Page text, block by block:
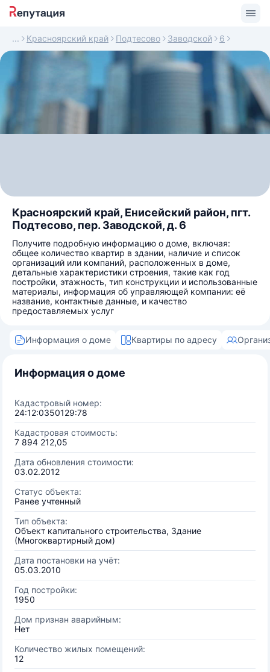
Красноярский край Подтесово Заводской 6
Красноярский край, Енисейский район, пгт.
Подтесово, пер. Заводской, д. 6
Получите подробную информацию о доме, включая:
общее количество квартир в здании, наличие и список
организаций или компаний, расположенных в доме,
детальные характеристики строения, такие как год
постройки, этажность, тип конструкции и использованные
материалы, информация об управляющей компании: её
название, контактные данные, и качество
предоставляемых услуг
Информация о доме Квартиры по адресу
Информация о доме
Кадастровый номер:
24:12:0350129:78
Кадастровая стоимость:
7 894 212,05
Дата обновления стоимости:
03.02.2012
Статус объекта:
Ранее учтенный
Тип объекта:
Объект капитального строительства, Здание
(Многоквартирный дом)
Дата постановки на учёт:
05.03.2010
Год постройки:
1950
Дом признан аварийным:
Нет
Количество жилых помещений:
12